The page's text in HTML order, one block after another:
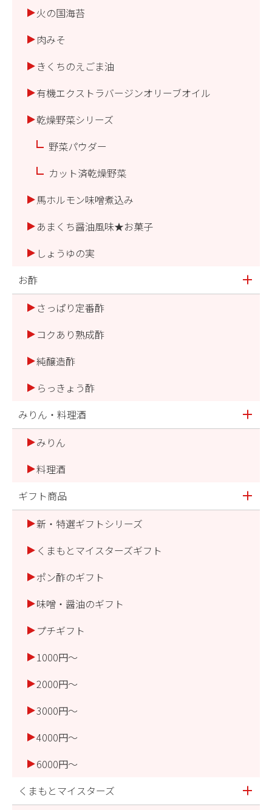
火の国海苔
肉みそ
きくちのえごま油
有機エクストラバージンオリーブオイル
乾燥野菜シリーズ
野菜パウダー
カット済乾燥野菜
馬ホルモン味噌煮込み
あまくち醤油風味★お菓子
しょうゆの実
お酢
さっぱり定番酢
コクあり熟成酢
純醸造酢
らっきょう酢
みりん・料理酒
みりん
料理酒
ギフト商品
新・特選ギフトシリーズ
くまもとマイスターズギフト
ポン酢のギフト
味噌・醤油のギフト
プチギフト
1000円～
2000円～
3000円～
4000円～
6000円～
くまもとマイスターズ